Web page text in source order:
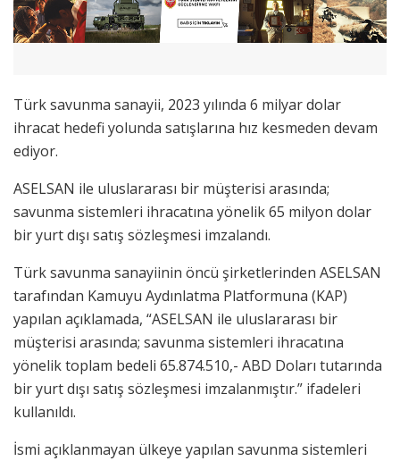
Türk savunma sanayii, 2023 yılında 6 milyar dolar
ihracat hedefi yolunda satışlarına hız kesmeden devam
ediyor.
ASELSAN ile uluslararası bir müşterisi arasında;
savunma sistemleri ihracatına yönelik 65 milyon dolar
bir yurt dışı satış sözleşmesi imzalandı.
Türk savunma sanayiinin öncü şirketlerinden ASELSAN
tarafından Kamuyu Aydınlatma Platformuna (KAP)
yapılan açıklamada, “ASELSAN ile uluslararası bir
müşterisi arasında; savunma sistemleri ihracatına
yönelik toplam bedeli 65.874.510,- ABD Doları tutarında
bir yurt dışı satış sözleşmesi imzalanmıştır.” ifadeleri
kullanıldı.
İsmi açıklanmayan ülkeye yapılan savunma sistemleri